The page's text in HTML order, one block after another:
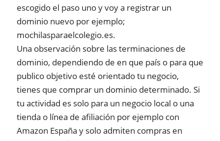
escogido el paso uno y voy a registrar un
dominio nuevo por ejemplo;
mochilasparaelcolegio.es.
Una observación sobre las terminaciones de
dominio, dependiendo de en que país o para que
publico objetivo esté orientado tu negocio,
tienes que comprar un dominio determinado. Si
tu actividad es solo para un negocio local o una
tienda o línea de afiliación por ejemplo con
Amazon España y solo admiten compras en